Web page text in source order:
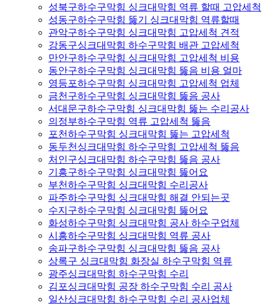
성북구하수구막힘 싱크대막힘 역류 할때 고압세척
성동구하수구막힘 뚫기 싱크대막힘 역류할때
관악구하수구막힘 싱크대막힘 고압세척 견적
강동구싱크대막힘 하수구막힘 배관 고압세척
만안구하수구막힘 싱크대막힘 고압세척 비용
동안구하수구막힘 싱크대막힘 뚫음 비용 얼마
영등포하수구막힘 싱크대막힘 고압세척 업체
금천구하수구막힘 싱크대막힘 뚫음 공사
서대문구하수구막힘 싱크대막힘 뚫는 수리공사
의정부하수구막힘 역류 고압세척 뚫음
포천하수구막힘 싱크대막힘 뚫는 고압세척
동두천싱크대막힘 하수구막힘 고압세척 뚫음
처인구싱크대막힘 하수구막힘 뚫음 공사
기흥구하수구막힘 싱크대막힘 뚫어요
부천하수구막힘 싱크대막힘 수리공사
파주하수구막힘 싱크대막힘 해결 안되는곳
수지구하수구막힘 싱크대막힘 뚫어요
화성하수구막힘 싱크대막힘 공사 하수구업체
시흥하수구막힘 싱크대막힘 역류 공사
송파구하수구막힘 싱크대막힘 뚫음 공사
상록구 싱크대막힘 화장실 하수구막힘 역류
광주싱크대막힘 하수구막힘 수리
김포싱크대막힘 공장 하수구막힘 수리 공사
일산싱크대막힘 하수구막힘 수리 공사업체